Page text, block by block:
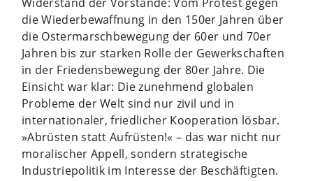
die Wiederbewaffnung in den 150er Jahren über
die Ostermarschbewegung der 60er und 70er
Jahren bis zur starken Rolle der Gewerkschaften
in der Friedensbewegung der 80er Jahre. Die
Einsicht war klar: Die zunehmend globalen
Probleme der Welt sind nur zivil und in
internationaler, friedlicher Kooperation lösbar.
»Abrüsten statt Aufrüsten!« – das war nicht nur
moralischer Appell, sondern strategische
Industriepolitik im Interesse der Beschäftigten.